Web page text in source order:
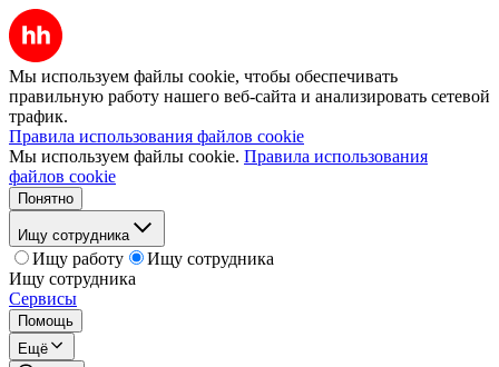
Мы используем файлы cookie, чтобы обеспечивать
правильную работу нашего веб-сайта и анализировать сетевой
трафик.
Правила использования файлов cookie
Мы используем файлы cookie. Правила использования
файлов cookie
Понятно
Ищу сотрудника
Ищу работу
Ищу сотрудника
Ищу сотрудника
Сервисы
Помощь
Ещё